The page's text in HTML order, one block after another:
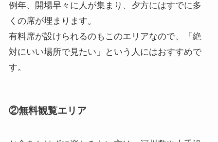
例年、開場早々に人が集まり、夕方にはすでに多
くの席が埋まります。
有料席が設けられるのもこのエリアなので、「絶
対にいい場所で見たい」という人にはおすすめで
す。
②無料観覧エリア